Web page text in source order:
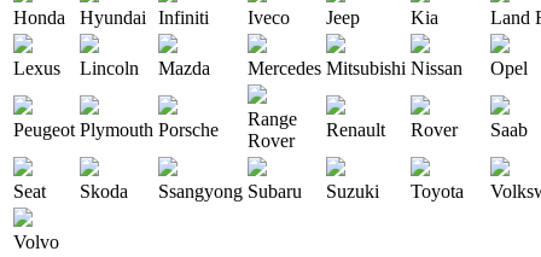
Honda Hyundai Infiniti Iveco Jeep Kia Land
Lexus Lincoln Mazda Mercedes Mitsubishi Nissan Opel
Peugeot Plymouth Porsche
Range
Rover
Renault Rover Saab
Seat Skoda Ssangyong Subaru Suzuki Toyota
Volvo